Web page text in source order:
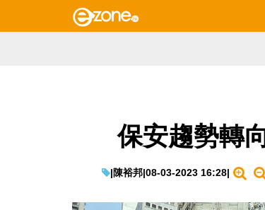
保安趨勢轉
|陳裕邦|08-03-2023 16:28|